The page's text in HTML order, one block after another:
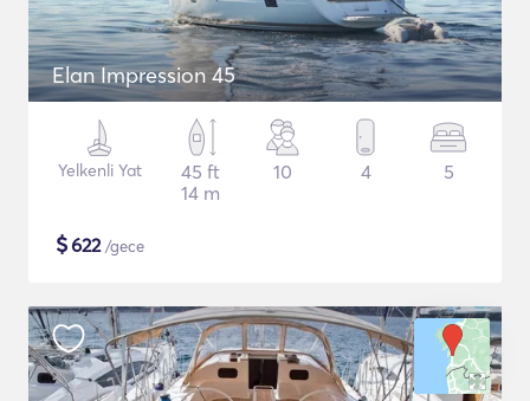
Elan Impression 45
Yelkenli Yat
45 ft
14 m
10 4 5
$622/gece